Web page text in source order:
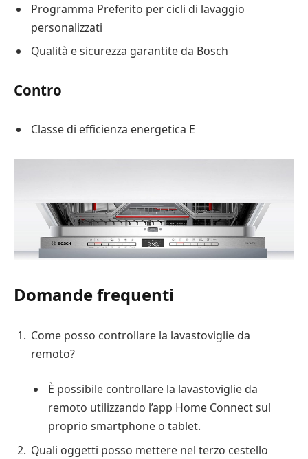
Programma Preferito per cicli di lavaggio
personalizzati
Qualità e sicurezza garantite da Bosch
Contro
Classe di efficienza energetica E
Domande frequenti
Come posso controllare la lavastoviglie da
remoto?
È possibile controllare la lavastoviglie da
remoto utilizzando l’app Home Connect sul
proprio smartphone o tablet.
Quali oggetti posso mettere nel terzo cestello